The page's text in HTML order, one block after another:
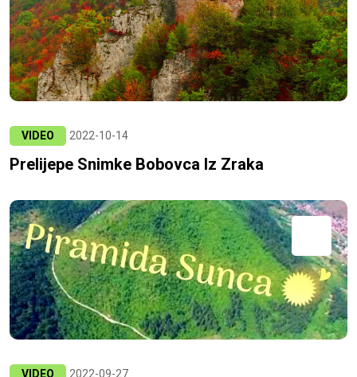
VIDEO 2022-10-14
Prelijepe Snimke Bobovca Iz Zraka
VIDEO 2022-09-27